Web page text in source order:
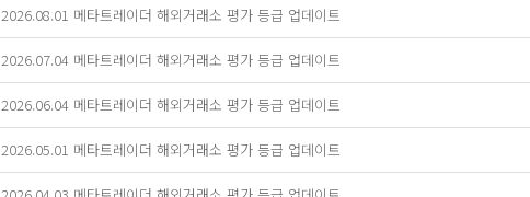
2026.08.01 메타트레이더 해외거래소 평가 등급 업데이트
2026.07.04 메타트레이더 해외거래소 평가 등급 업데이트
2026.06.04 메타트레이더 해외거래소 평가 등급 업데이트
2026.05.01 메타트레이더 해외거래소 평가 등급 업데이트